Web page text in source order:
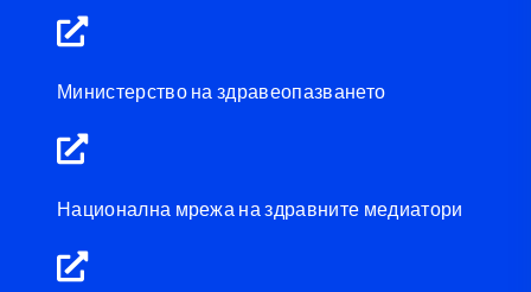
Министерство на здравеопазването
Национална мрежа на здравните медиатори